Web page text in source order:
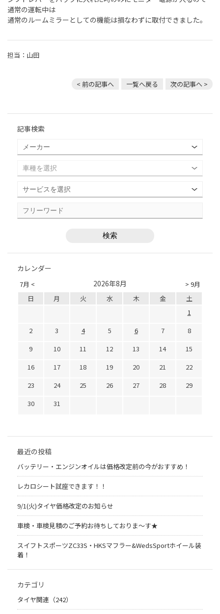
通常の運転中は
通常のルームミラーとしての機能は損なわずに取付できました。
担当：山田
< 前の記事へ 一覧へ戻る 次の記事へ >
記事検索
カレンダー
7月 < > 9月
2026年8月
日 月 火 水 木 金
土
1
2
3 4 5 6 7
8
9
10 11 12 13 14
15
16
17 18 19 20 21
22
23
24 25 26 27 28
29
30
31
最近の投稿
バッテリー・エンジンオイルは価格改定前の今がおすすめ！
レカロシート試座できます！！
9/1(火)タイヤ価格改定のお知らせ
車検・車検見積のご予約お待ちしておりま～す★
スイフトスポーツZC33S・HKSマフラー&WedsSportホイール装
着！
カテゴリ
タイヤ関連（242）